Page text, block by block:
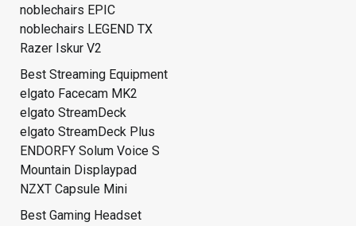
noblechairs EPIC
noblechairs LEGEND TX
Razer Iskur V2
Best Streaming Equipment
elgato Facecam MK2
elgato StreamDeck
elgato StreamDeck Plus
ENDORFY Solum Voice S
Mountain Displaypad
NZXT Capsule Mini
Best Gaming Headset